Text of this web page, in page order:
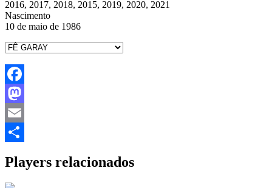
2016, 2017, 2018, 2015, 2019, 2020, 2021
Nascimento
10 de maio de 1986
Facebook
Mastodon
Email
Players relacionados